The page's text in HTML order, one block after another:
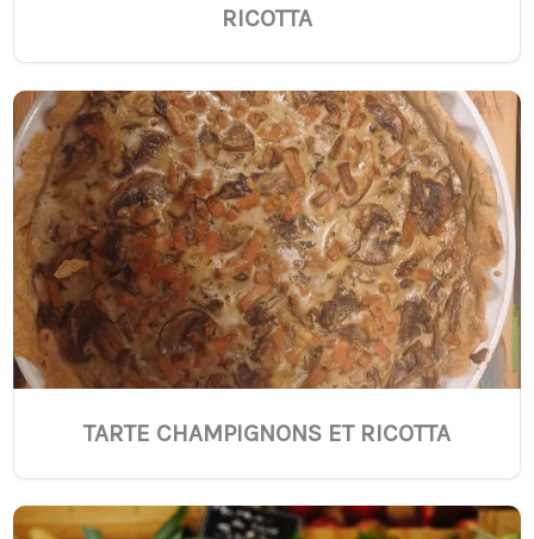
RICOTTA
TARTE CHAMPIGNONS ET RICOTTA